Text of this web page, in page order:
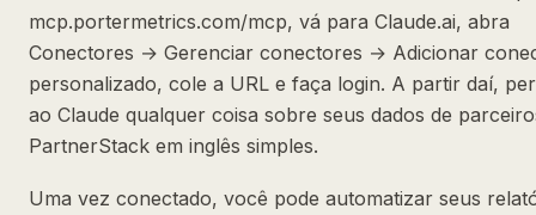
mcp.portermetrics.com/mcp, vá para Claude.ai, abra
Conectores → Gerenciar conectores → Adicionar
personalizado, cole a URL e faça login. A partir daí,
ao Claude qualquer coisa sobre seus dados de
PartnerStack em inglês simples.
Uma vez conectado, você pode automatizar seus